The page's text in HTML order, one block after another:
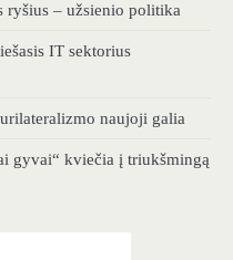
ryšius – užsienio politika
IT sektorius
naujoji galia
gyvai“ kviečia į triukšmingą